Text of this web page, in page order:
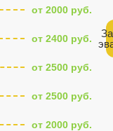
от 2000 руб.
от 2400 руб.
от 2500 руб.
от 2500 руб.
от 2000 руб.